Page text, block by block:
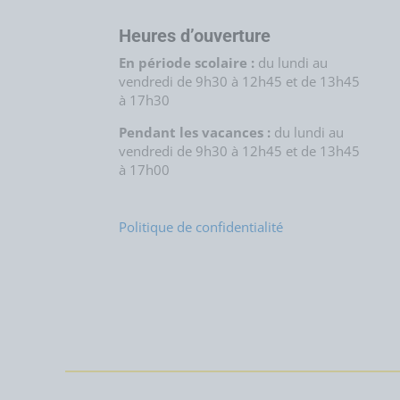
Heures d’ouverture
En période scolaire : du lundi au
vendredi de 9h30 à 12h45 et de 13h45
à 17h30
Pendant les vacances : du lundi au
vendredi de 9h30 à 12h45 et de 13h45
à 17h00
Politique de confidentialité